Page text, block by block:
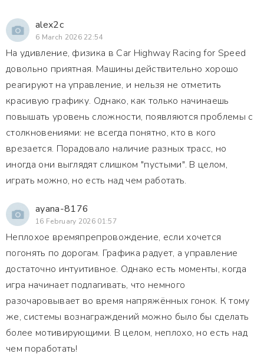
alex2c
6 March 2026 22:54
На удивление, физика в Car Highway Racing for Speed
довольно приятная. Машины действительно хорошо
реагируют на управление, и нельзя не отметить
красивую графику. Однако, как только начинаешь
повышать уровень сложности, появляются проблемы с
столкновениями: не всегда понятно, кто в кого
врезается. Порадовало наличие разных трасс, но
иногда они выглядят слишком "пустыми". В целом,
играть можно, но есть над чем работать.
ayana-8176
16 February 2026 01:57
Неплохое времяпрепровождение, если хочется
погонять по дорогам. Графика радует, а управление
достаточно интуитивное. Однако есть моменты, когда
игра начинает подлагивать, что немного
разочаровывает во время напряжённых гонок. К тому
же, системы вознаграждений можно было бы сделать
более мотивирующими. В целом, неплохо, но есть над
чем поработать!